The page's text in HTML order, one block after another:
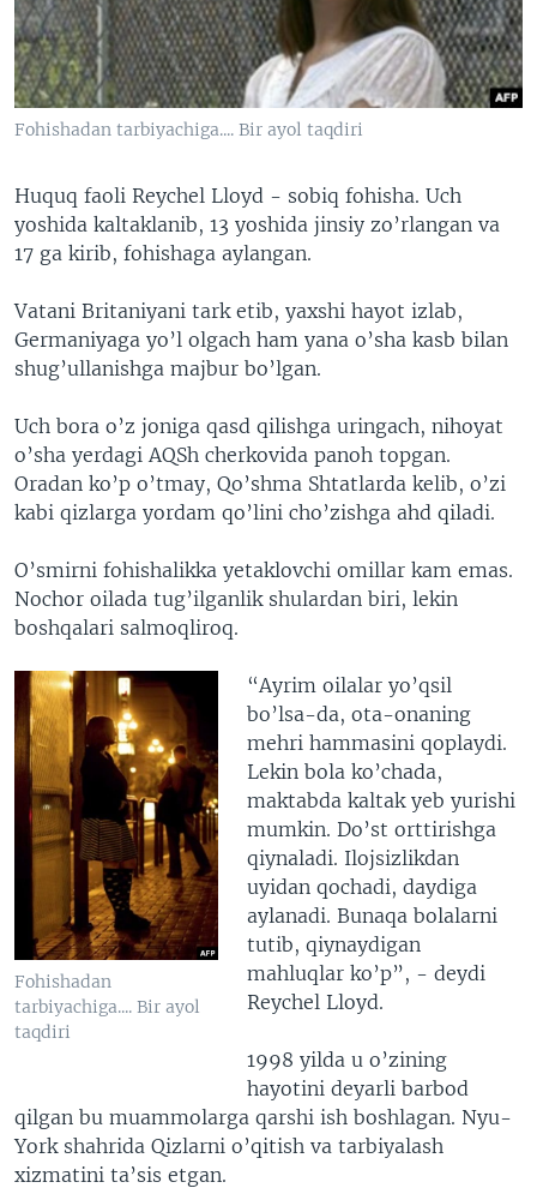
VIDEO
XABARLAR SURATLARDA
ODNOKLASSNIKI
TELEGRAM
TWITTER
Fohishadan tarbiyachiga.... Bir ayol taqdiri
Huquq faoli Reychel Lloyd - sobiq fohisha. Uch
yoshida kaltaklanib, 13 yoshida jinsiy zo’rlangan va
17 ga kirib, fohishaga aylangan.
Vatani Britaniyani tark etib, yaxshi hayot izlab,
Germaniyaga yo’l olgach ham yana o’sha kasb bilan
shug’ullanishga majbur bo’lgan.
Uch bora o’z joniga qasd qilishga uringach, nihoyat
o’sha yerdagi AQSh cherkovida panoh topgan.
Oradan ko’p o’tmay, Qo’shma Shtatlarda kelib, o’zi
kabi qizlarga yordam qo’lini cho’zishga ahd qiladi.
O’smirni fohishalikka yetaklovchi omillar kam emas.
Nochor oilada tug’ilganlik shulardan biri, lekin
boshqalari salmoqliroq.
Fohishadan
tarbiyachiga.... Bir ayol
taqdiri
“Ayrim oilalar yo’qsil
bo’lsa-da, ota-onaning
mehri hammasini qoplaydi.
Lekin bola ko’chada,
maktabda kaltak yeb yurishi
mumkin. Do’st orttirishga
qiynaladi. Ilojsizlikdan
uyidan qochadi, daydiga
aylanadi. Bunaqa bolalarni
tutib, qiynaydigan
mahluqlar ko’p”, - deydi
Reychel Lloyd.
1998 yilda u o’zining
hayotini deyarli barbod
qilgan bu muammolarga qarshi ish boshlagan. Nyu-
York shahrida Qizlarni o’qitish va tarbiyalash
xizmatini ta’sis etgan.